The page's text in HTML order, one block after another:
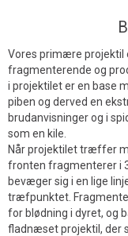
Vores primære projektil
fragmenterende og
i projektilet er en base
piben og derved en
brudanvisninger og i
som en kile.
Når projektilet træffer
fronten fragmenterer i
bevæger sig i en lige
træfpunktet.
for blødning i dyret, og
fladnæset projektil, der